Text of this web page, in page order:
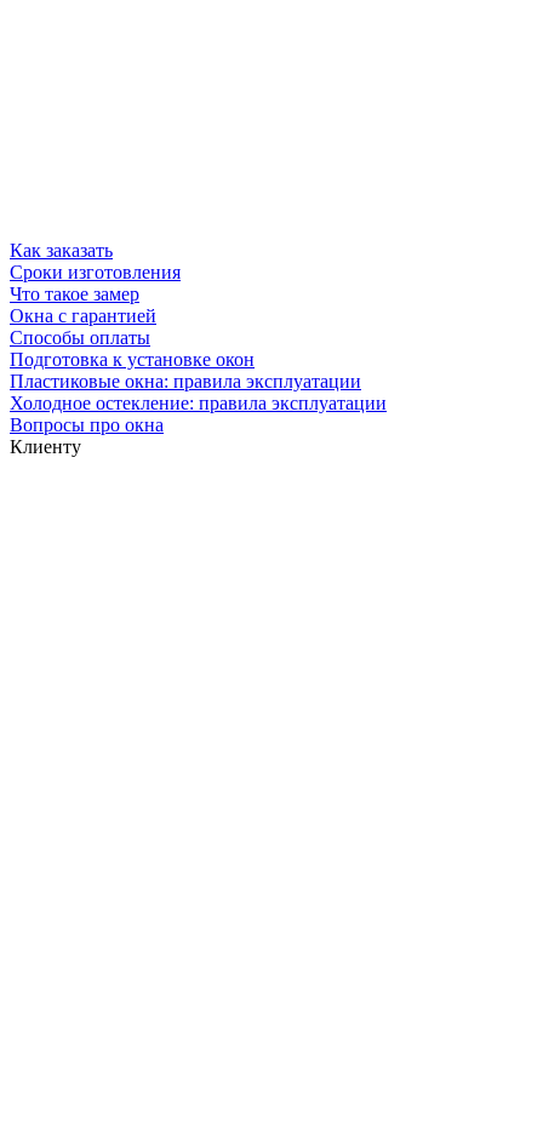
Как заказать
Сроки изготовления
Что такое замер
Окна с гарантией
Способы оплаты
Подготовка к установке окон
Пластиковые окна: правила эксплуатации
Холодное остекление: правила эксплуатации
Вопросы про окна
Клиенту